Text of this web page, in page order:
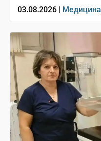
03.08.2026 | Медицина